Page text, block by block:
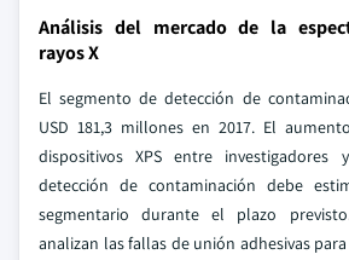
Análisis del mercado de la
rayos X
El segmento de detección de
USD 181,3 millones en 2017. El
dispositivos XPS entre
detección de contaminación debe
segmentario durante el plazo
analizan las fallas de unión adhesivas